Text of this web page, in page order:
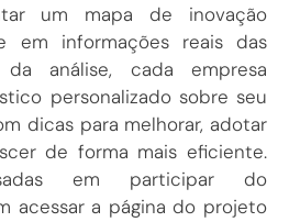
um mapa de inovação
em informações reais das
da análise, cada empresa
personalizado sobre seu
dicas para melhorar, adotar
de forma mais eficiente.
em participar do
acessar a página do projeto